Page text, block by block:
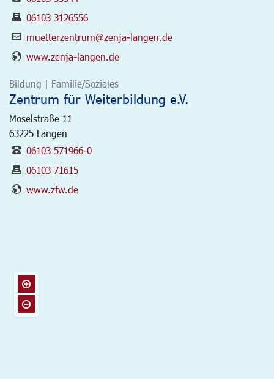
06103 3126556
muetterzentrum@zenja-langen.de
www.zenja-langen.de
Bildung | Familie/Soziales
Zentrum für Weiterbildung e.V.
Moselstraße 11
63225 Langen
06103 571966-0
06103 71615
www.zfw.de